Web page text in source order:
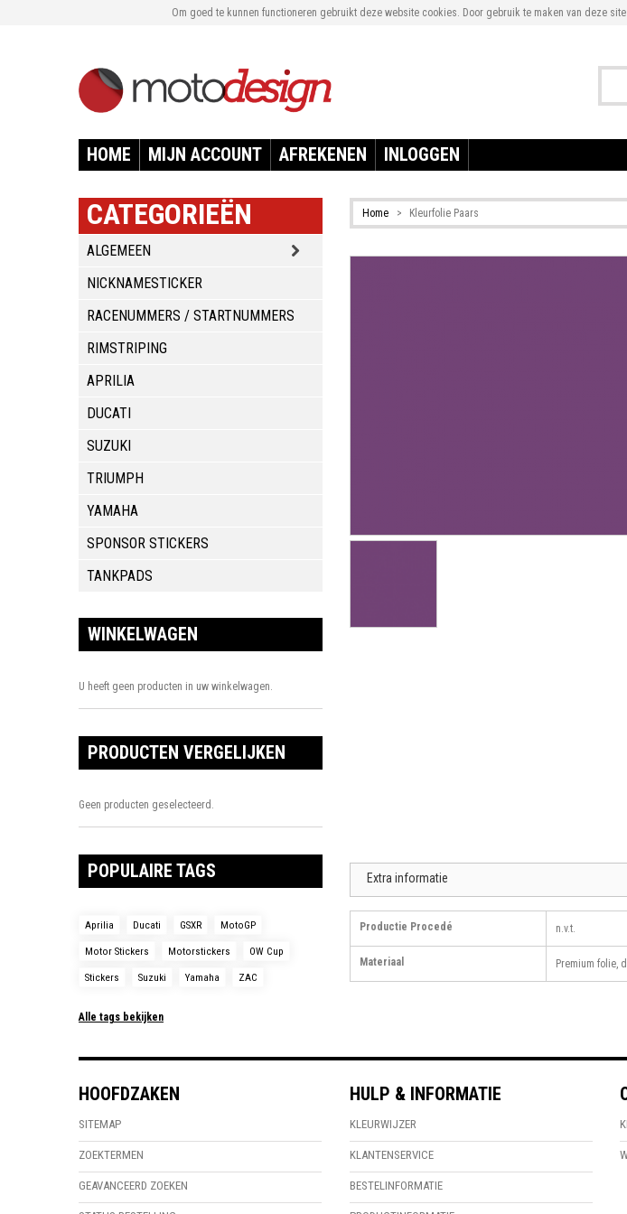
Om goed te kunnen functioneren gebruikt deze website cookies. Door gebruik te maken van deze
HOME MIJN ACCOUNT AFREKENEN INLOGGEN
Home > Kleurfolie Paars
Extra informatie
Productie Procedé n.v.t.
Materiaal Premium folie,
CATEGORIEËN
ALGEMEEN
NICKNAMESTICKER
RACENUMMERS / STARTNUMMERS
RIMSTRIPING
APRILIA
DUCATI
SUZUKI
TRIUMPH
YAMAHA
SPONSOR STICKERS
TANKPADS
WINKELWAGEN
U heeft geen producten in uw winkelwagen.
PRODUCTEN VERGELIJKEN
Geen producten geselecteerd.
POPULAIRE TAGS
Aprilia Ducati GSXR MotoGP
Motor Stickers Motorstickers OW Cup
Stickers Suzuki Yamaha ZAC
Alle tags bekijken
HOOFDZAKEN
SITEMAP
ZOEKTERMEN
GEAVANCEERD ZOEKEN
HULP & INFORMATIE
KLEURWIJZER
KLANTENSERVICE
BESTELINFORMATIE